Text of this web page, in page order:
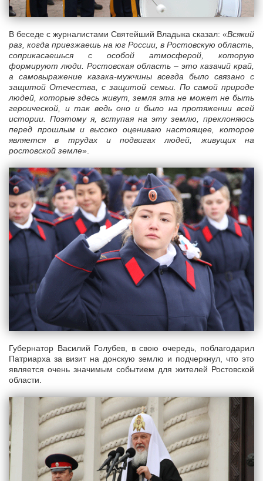
В беседе с журналистами Святейший Владыка сказал: «Всякий
раз, когда приезжаешь на юг России, в Ростовскую область,
соприкасаешься с особой атмосферой, которую
формируют люди. Ростовская область – это казачий край,
а самовыражение казака-мужчины всегда было связано с
защитой Отечества, с защитой семьи. По самой природе
людей, которые здесь живут, земля эта не может не быть
героической, и так ведь оно и было на протяжении всей
истории. Поэтому я, вступая на эту землю, преклоняюсь
перед прошлым и высоко оцениваю настоящее, которое
является в трудах и подвигах людей, живущих на
ростовской земле».
Губернатор Василий Голубев, в свою очередь, поблагодарил
Патриарха за визит на донскую землю и подчеркнул, что это
является очень значимым событием для жителей Ростовской
области.